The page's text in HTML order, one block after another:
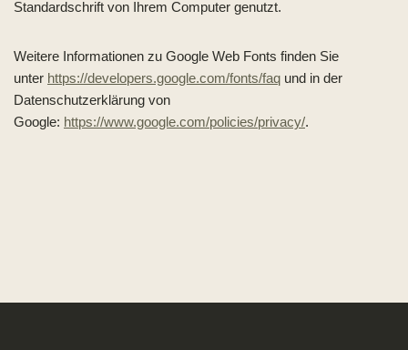
Standardschrift von Ihrem Computer genutzt.
Weitere Informationen zu Google Web Fonts finden Sie
unter https://developers.google.com/fonts/faq und in der
Datenschutzerklärung von
Google: https://www.google.com/policies/privacy/.